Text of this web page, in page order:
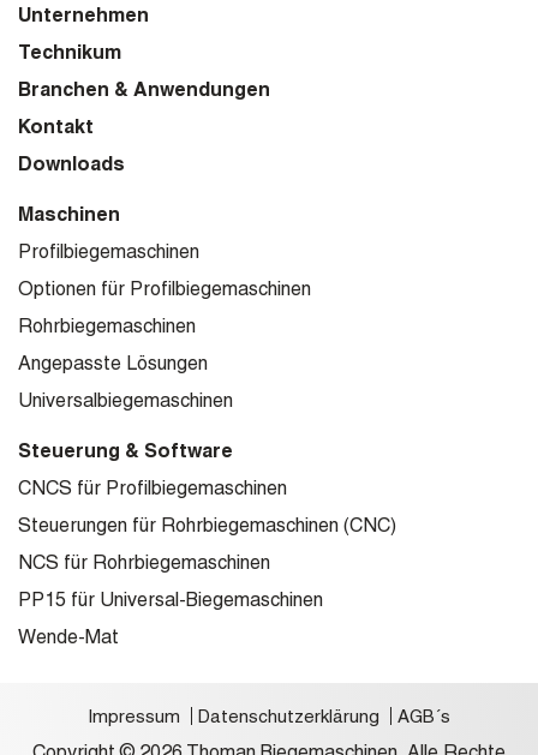
Unternehmen
Technikum
Branchen & Anwendungen
Kontakt
Downloads
Maschinen
Profilbiegemaschinen
Optionen für Profilbiegemaschinen
Rohrbiegemaschinen
Angepasste Lösungen
Universalbiegemaschinen
Steuerung & Software
CNCS für Profilbiegemaschinen
Steuerungen für Rohrbiegemaschinen (CNC)
NCS für Rohrbiegemaschinen
PP15 für Universal-Biegemaschinen
Wende-Mat
Impressum Datenschutzerklärung AGB´s